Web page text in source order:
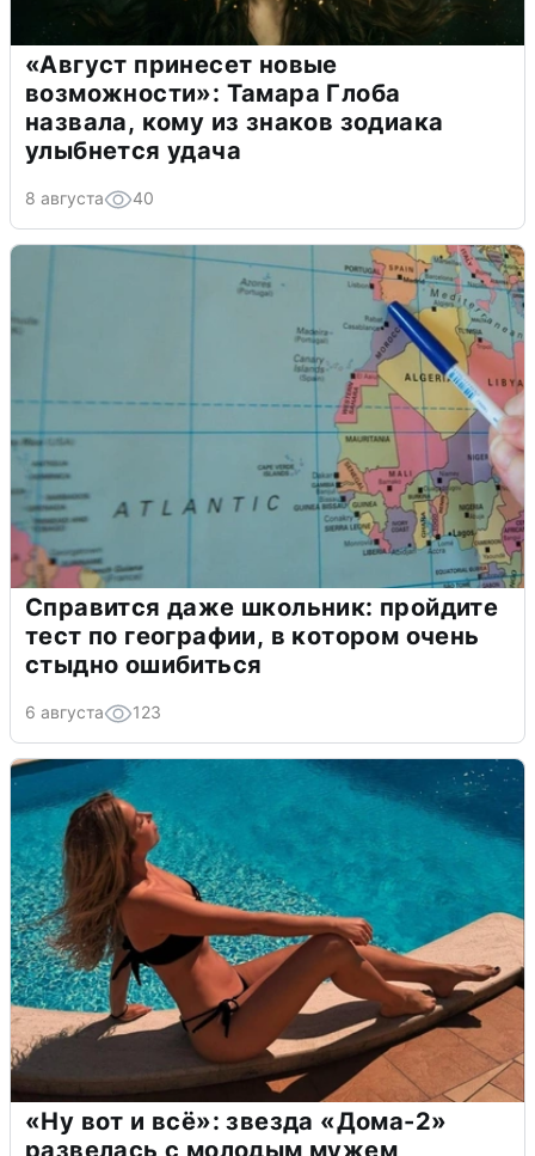
«Август принесет новые
возможности»: Тамара Глоба
назвала, кому из знаков зодиака
улыбнется удача
8 августа 40
Справится даже школьник: пройдите
тест по географии, в котором очень
стыдно ошибиться
6 августа 123
«Ну вот и всё»: звезда «Дома-2»
развелась с молодым мужем